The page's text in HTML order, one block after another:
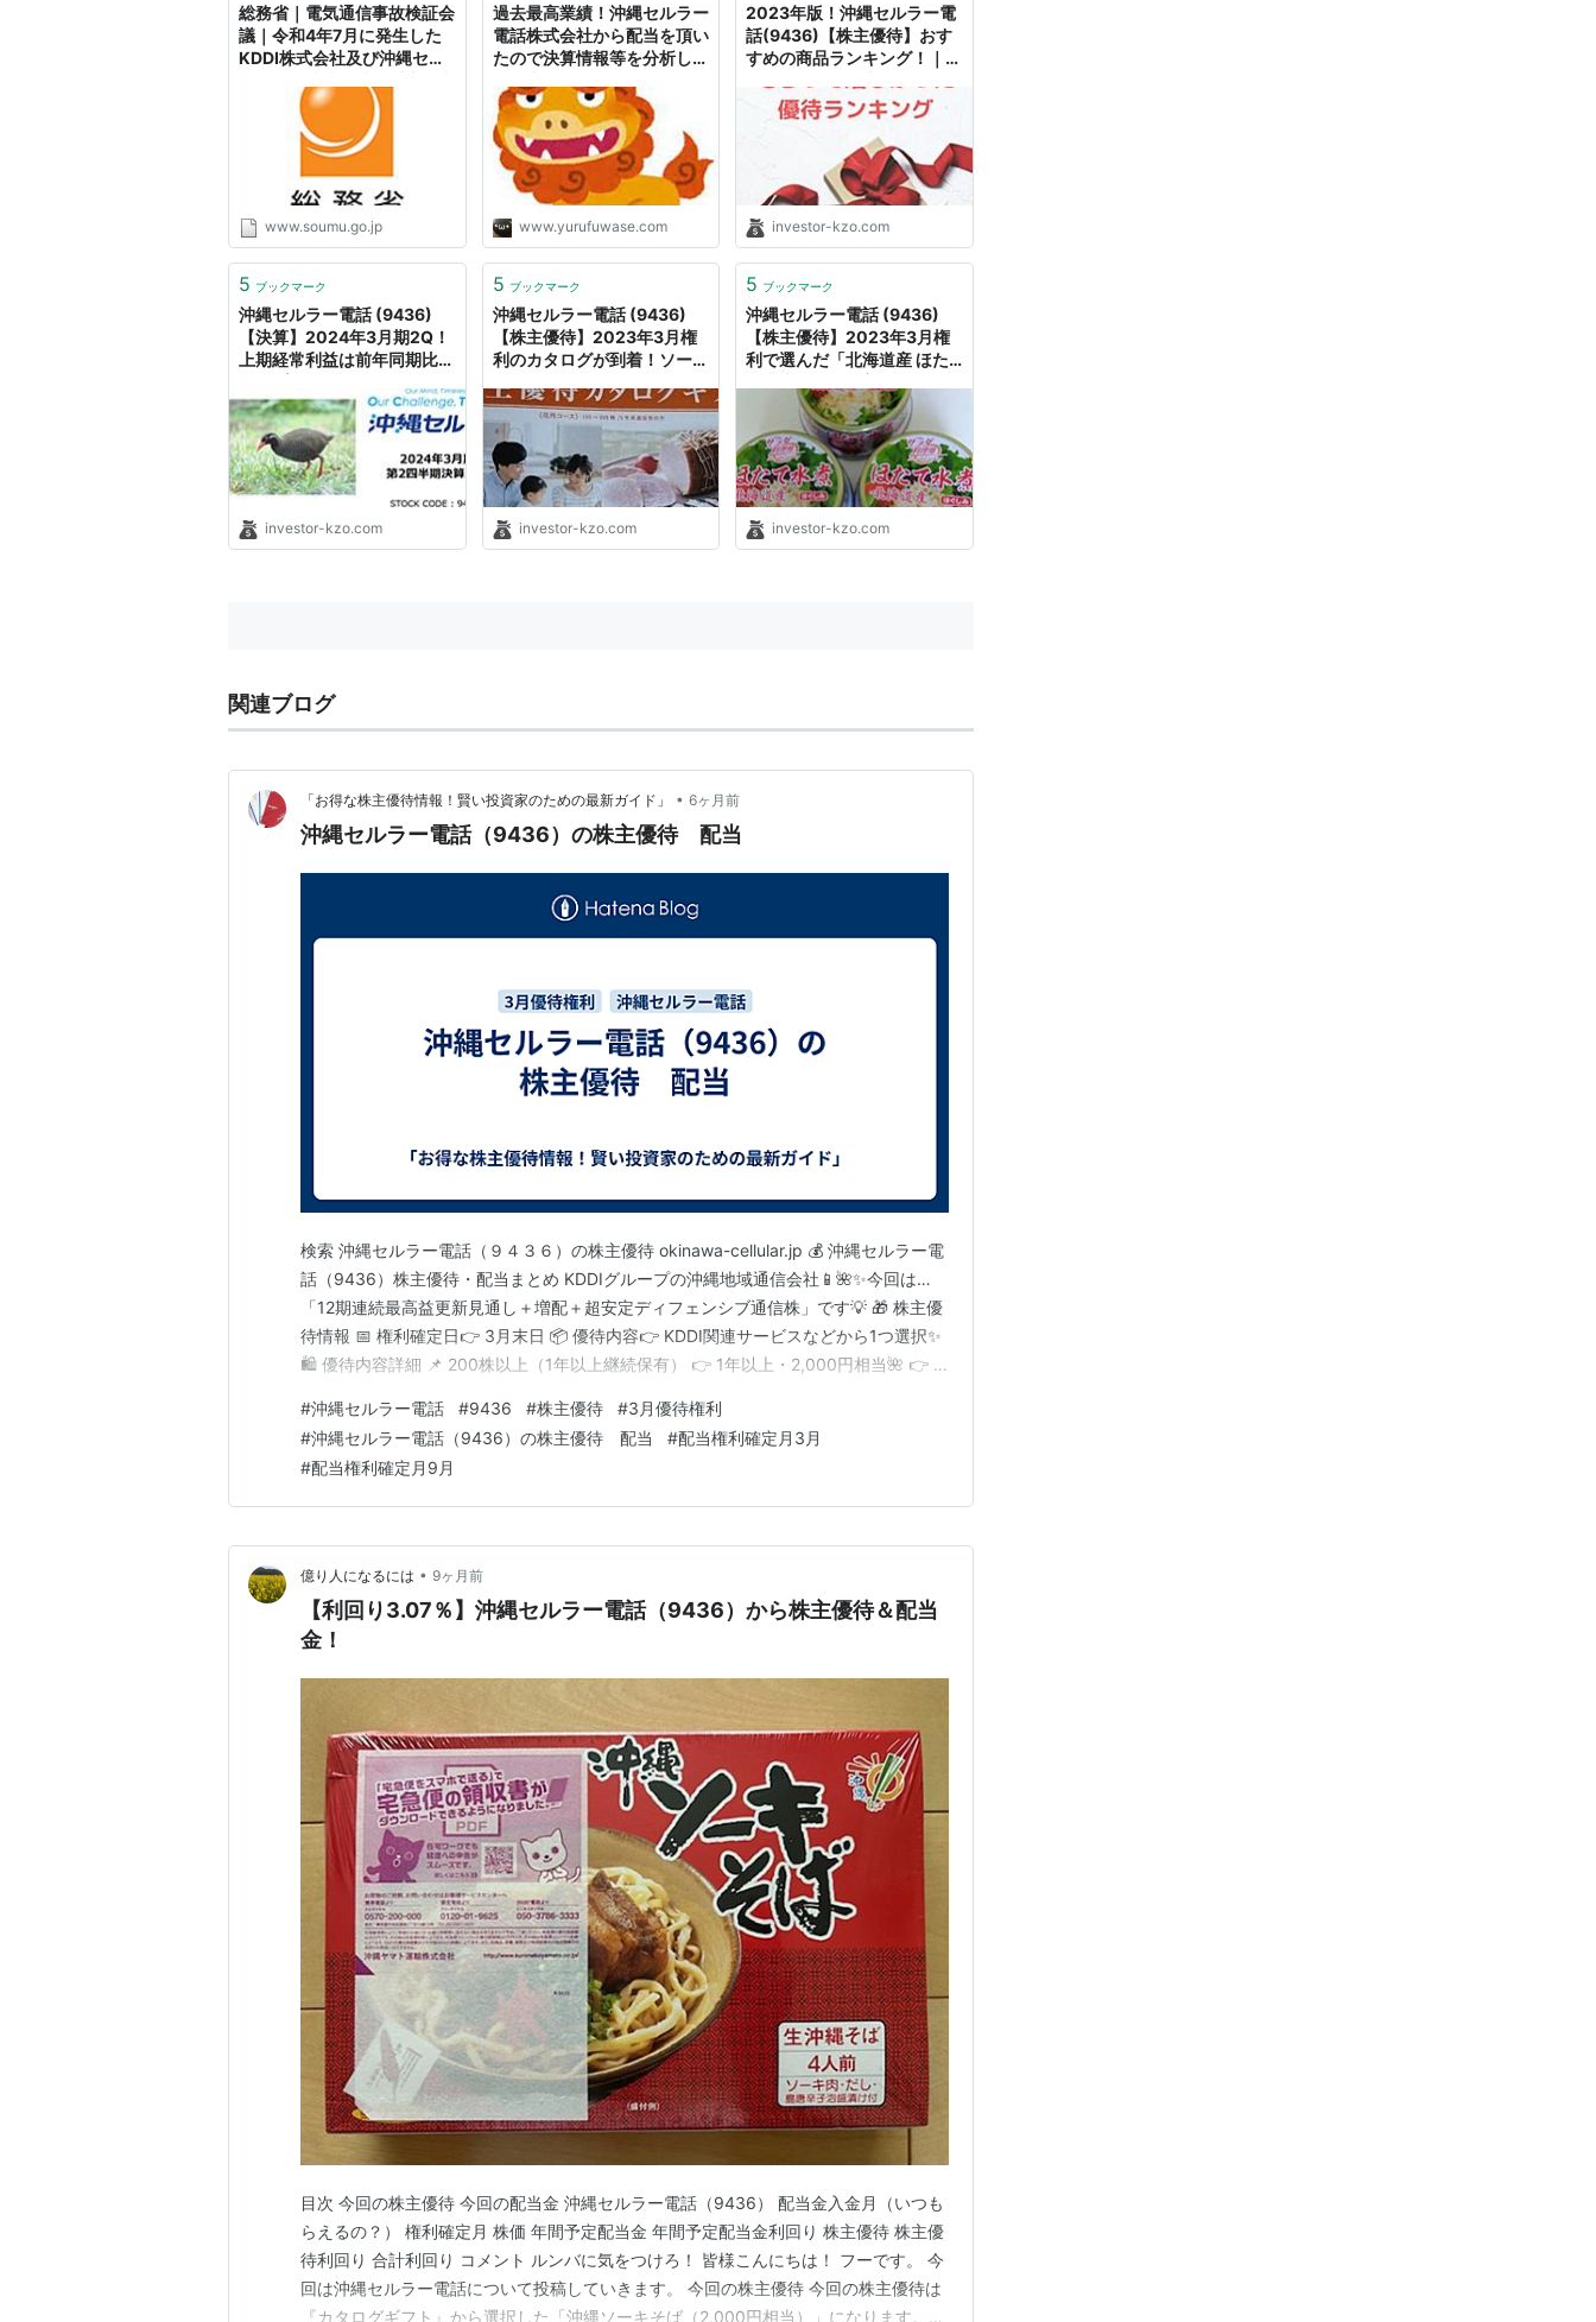
用...
総務省｜電気通信事故検証会
議｜令和4年7月に発生した
KDDI株式会社及び沖縄セル
故についての検証報告書
www.soumu.go.jp
過去最高業績！沖縄セルラー
電話株式会社から配当を頂い
たので決算情報等を分析しそ
ゆるふわSEの日常♪
www.yurufuwase.com
2023年版！沖縄セルラー電
話(9436)【株主優待】おす
すめの商品ランキング！｜く
investor-kzo.com
5 ブックマーク
沖縄セルラー電話 (9436)
【決算】2024年3月期2Q！
上期経常利益は前年同期比
10円増額で90→100円に！
｜くきの楽しい投資生活
investor-kzo.com
5 ブックマーク
沖縄セルラー電話 (9436)
【株主優待】2023年3月権
利のカタログが到着！ソーキ
選べます！｜くきの楽しい投
資生活
investor-kzo.com
5 ブックマーク
沖縄セルラー電話 (9436)
【株主優待】2023年3月権
利で選んだ「北海道産 ほた
楽しい投資生活
investor-kzo.com
関連ブログ
「お得な株主優待情報！賢い投資家のための最新ガイド」 • 6ヶ月前
沖縄セルラー電話（9436）の株主優待 配当
検索 沖縄セルラー電話（９４３６）の株主優待 okinawa-cellular.jp 💰 沖縄セルラー電
話（9436）株主優待・配当まとめ KDDIグループの沖縄地域通信会社📱🌺✨今回は…
「12期連続最高益更新見通し＋増配＋超安定ディフェンシブ通信株」です💡 🎁 株主優
待情報 📅 権利確定日👉 3月末日 📦 優待内容👉 KDDI関連サービスなどから1つ選択✨
🛍️ 優待内容詳細 📌 200株以上（1年以上継続保有） 👉 1年以上・2,000円相当🌺 👉 5
✔ 沖縄CLIPマルシェ✔ KDDIグル…
#沖縄セルラー電話 #9436 #株主優待 #3月優待権利
#沖縄セルラー電話（9436）の株主優待 配当 #配当権利確定月3月
#配当権利確定月9月
億り人になるには • 9ヶ月前
【利回り3.07％】沖縄セルラー電話（9436）から株主優待＆配当
金！
目次 今回の株主優待 今回の配当金 沖縄セルラー電話（9436） 配当金入金月（いつも
らえるの？） 権利確定月 株価 年間予定配当金 年間予定配当金利回り 株主優待 株主優
待利回り 合計利回り コメント ルンバに気をつけろ！ 皆様こんにちは！ フーです。 今
回は沖縄セルラー電話について投稿していきます。 今回の株主優待 今回の株主優待は
『カタログギフト』から選択した「沖縄ソーキそば（2,000円相当）」になります。